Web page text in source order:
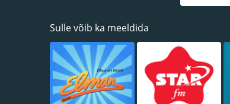
Sulle võib ka meeldida